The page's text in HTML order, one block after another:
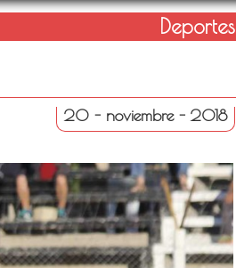
Deportes
20 - noviembre - 2018